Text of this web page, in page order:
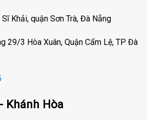
Khải, quận Sơn Trà, Đà Nẵng
29/3 Hòa Xuân, Quận Cẩm Lệ, TP Đà
Khánh Hòa